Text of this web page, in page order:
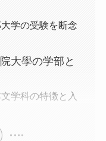
学の受験を断念
大學の学部と
学科の特徴と入